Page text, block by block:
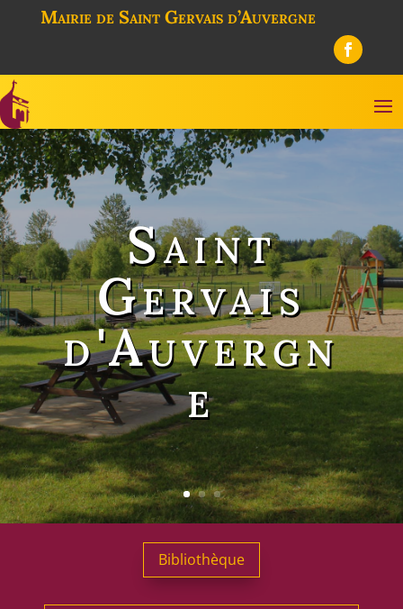
Mairie de Saint Gervais d’Auvergne
Saint
Gervais
d'Auvergn
e
Bibliothèque